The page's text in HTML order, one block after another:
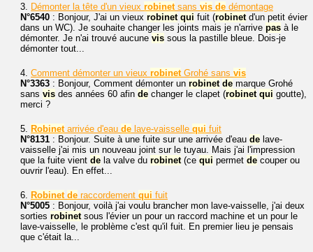
3. Démonter la tête d'un vieux robinet sans vis de démontage
N°6540 : Bonjour, J'ai un vieux robinet qui fuit (robinet d'un petit évier
dans un WC). Je souhaite changer les joints mais je n'arrive pas à le
démonter. Je n'ai trouvé aucune vis sous la pastille bleue. Dois-je
démonter tout...
4. Comment démonter un vieux robinet Grohé sans vis
N°3363 : Bonjour, Comment démonter un robinet de marque Grohé
sans vis des années 60 afin de changer le clapet (robinet qui goutte),
merci ?
5. Robinet arrivée d'eau de lave-vaisselle qui fuit
N°8131 : Bonjour. Suite à une fuite sur une arrivée d'eau de lave-
vaisselle j'ai mis un nouveau joint sur le tuyau. Mais j'ai l'impression
que la fuite vient de la valve du robinet (ce qui permet de couper ou
ouvrir l'eau). En effet...
6. Robinet de raccordement qui fuit
N°5005 : Bonjour, voilà j'ai voulu brancher mon lave-vaisselle, j'ai deux
sorties robinet sous l'évier un pour un raccord machine et un pour le
lave-vaisselle, le problème c'est qu'il fuit. En premier lieu je pensais
que c'était la...